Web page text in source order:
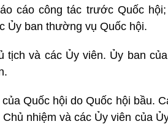
cáo công tác trước Quốc
Ủy ban thường vụ Quốc hội.
tịch và các Ủy viên. Ủy ban
Quốc hội do Quốc hội bầu.
nhiệm và các Ủy viên của